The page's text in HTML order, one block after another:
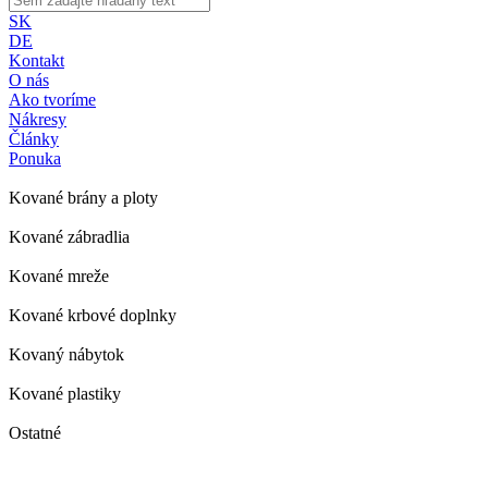
SK
DE
Kontakt
O nás
Ako tvoríme
Nákresy
Články
Ponuka
Kované brány a ploty
Kované zábradlia
Kované mreže
Kované krbové doplnky
Kovaný nábytok
Kované plastiky
Ostatné